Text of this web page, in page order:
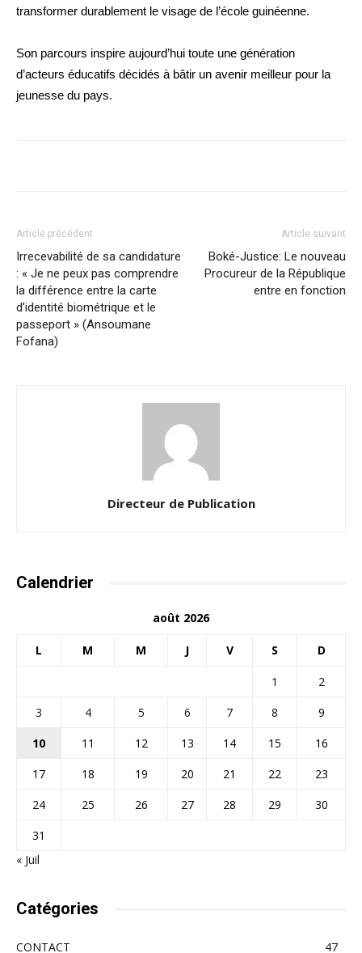
transformer durablement le visage de l’école guinéenne.
Son parcours inspire aujourd’hui toute une génération
d’acteurs éducatifs décidés à bâtir un avenir meilleur pour la
jeunesse du pays.
Article précédent
Irrecevabilité de sa candidature
: « Je ne peux pas comprendre
la différence entre la carte
d’identité biométrique et le
passeport » (Ansoumane
Fofana)
Article suivant
Boké-Justice: Le nouveau
Procureur de la République
entre en fonction
Directeur de Publication
Calendrier
août 2026
L M M J V S D
1
2
3
4 5 6 7 8
9
10
11 12 13 14 15
16
17
18 19 20 21 22
23
24
25 26 27 28 29
30
31
« Juil
Catégories
CONTACT 47